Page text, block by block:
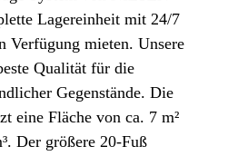
Lagereinheit mit 24/7
Verfügung mieten. Unsere
Qualität für die
Gegenstände. Die
eine Fläche von ca. 7 m²
Der größere 20-Fuß